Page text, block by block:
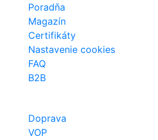
Poradňa
Magazín
Certifikáty
Nastavenie cookies
FAQ
B2B
Doprava
VOP